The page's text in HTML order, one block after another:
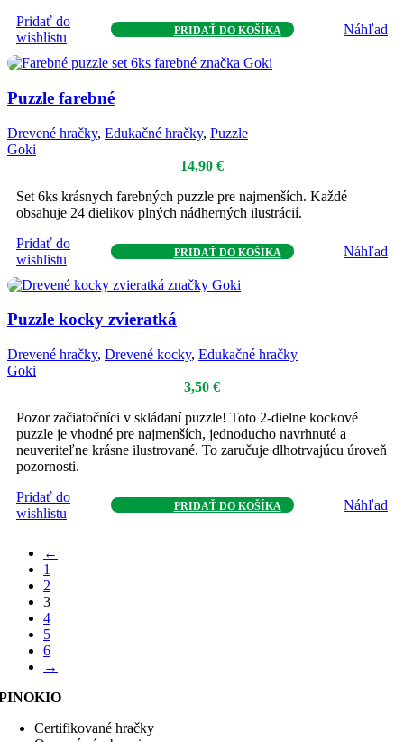
Pridať do
wishlistu
PRIDAŤ DO KOŠÍKA Náhľad
Puzzle farebné
Drevené hračky, Edukačné hračky, Puzzle
Goki
14,90 €
Set 6ks krásnych farebných puzzle pre najmenších. Každé
obsahuje 24 dielikov plných nádherných ilustrácií.
Pridať do
wishlistu
PRIDAŤ DO KOŠÍKA Náhľad
Puzzle kocky zvieratká
Drevené hračky, Drevené kocky, Edukačné hračky
Goki
3,50 €
Pozor začiatočníci v skládaní puzzle! Toto 2-dielne kockové
puzzle je vhodné pre najmenších, jednoducho navrhnuté a
neuveriteľne krásne ilustrované. To zaručuje dlhotrvajúcu úroveň
pozornosti.
Pridať do
wishlistu
PRIDAŤ DO KOŠÍKA Náhľad
←
1
2
3
4
5
6
→
Certifikované hračky